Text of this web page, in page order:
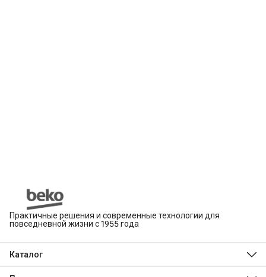
Практичные решения и современные технологии для
повседневной жизни с 1955 года
Каталог